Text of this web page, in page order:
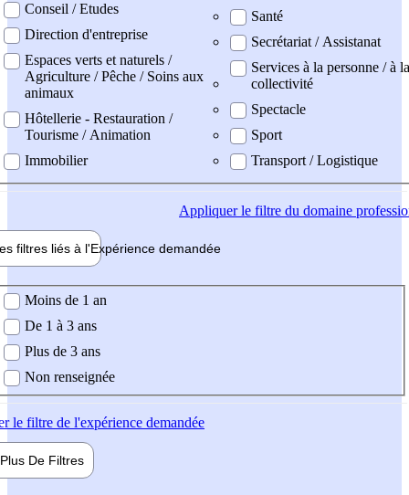
Conseil / Etudes
Direction d'entreprise
Espaces verts et naturels /
Agriculture / Pêche / Soins aux
animaux
Hôtellerie - Restauration /
Tourisme / Animation
Immobilier
Santé
Secrétariat / Assistanat
Services à la personne / à la
collectivité
Spectacle
Sport
Transport / Logistique
Appliquerle filtre du domaine
filtres liés à l'Expérience demandée
demandée
Moins de 1 an
De 1 à 3 ans
Plus de 3 ans
Non renseignée
le filtre de l'expérience demandée
Plus De Filtres